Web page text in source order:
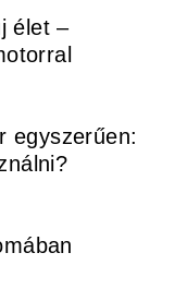
élet –
egyszerűen: